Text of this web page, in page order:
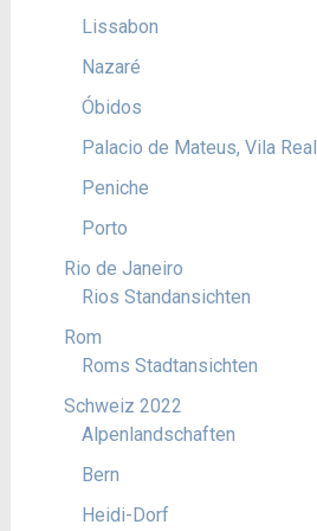
Lissabon
Nazaré
Óbidos
Palacio de Mateus, Vila Real
Peniche
Porto
Rio de Janeiro
Rios Standansichten
Rom
Roms Stadtansichten
Schweiz 2022
Alpenlandschaften
Bern
Heidi-Dorf